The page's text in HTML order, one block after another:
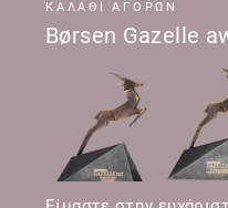
ΚΑΛΆΘΙ ΑΓΟΡΏΝ
Børsen Gazelle